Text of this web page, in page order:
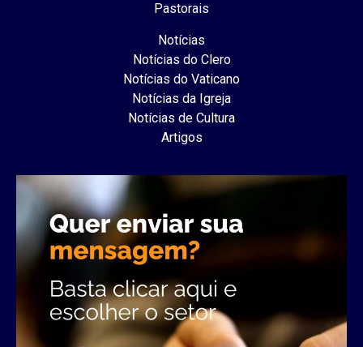
Pastorais
Notícias
Notícias do Clero
Notícias do Vaticano
Notícias da Igreja
Notícias de Cultura
Artigos